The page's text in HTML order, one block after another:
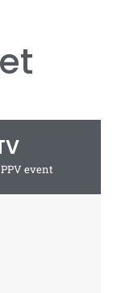
event